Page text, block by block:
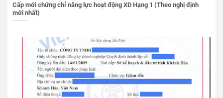
Cấp mới chứng chỉ năng lực hoạt động XD Hạng 1 (Theo nghị định
mới nhất)